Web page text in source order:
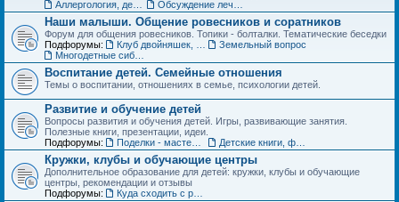
Наши малыши. Общение ровесников и соратников
Форум для общения ровесников. Топики - болталки. Тематические беседки
Подфорумы:
Земельный вопрос
Воспитание детей. Семейные отношения
Темы о воспитании, отношениях в семье, психологии детей.
Развитие и обучение детей
Вопросы развития и обучения детей. Игры, развивающие занятия.
Полезные книги, презентации, идеи.
Подфорумы:
Кружки, клубы и обучающие центры
Дополнительное образование для детей: кружки, клубы и обучающие
центры, рекомендации и отзывы
Подфорумы: